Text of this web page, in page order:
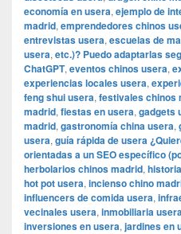
economía en usera, ejemplo de
madrid, emprendedores chinos
entrevistas usera, escuelas de
usera, etc.)? Puedo adaptarlas
ChatGPT, eventos chinos usera,
experiencias locales usera,
feng shui usera, festivales chinos
madrid, fiestas en usera, gadgets
madrid, gastronomía china usera,
usera, guía rápida de usera
orientadas a un SEO específico
herbolarios chinos madrid,
hot pot usera, incienso chino
influencers de comida usera,
vecinales usera, inmobiliaria
inversiones en usera, jardines en